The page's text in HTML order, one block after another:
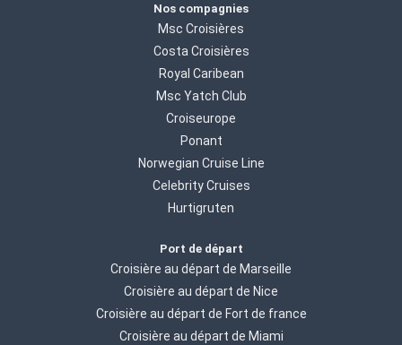
Nos compagnies
Msc Croisières
Costa Croisières
Royal Caribean
Msc Yatch Club
Croiseurope
Ponant
Norwegian Cruise Line
Celebrity Cruises
Hurtigruten
Port de départ
Croisière au départ de Marseille
Croisière au départ de Nice
Croisière au départ de Fort de france
Croisière au départ de Miami